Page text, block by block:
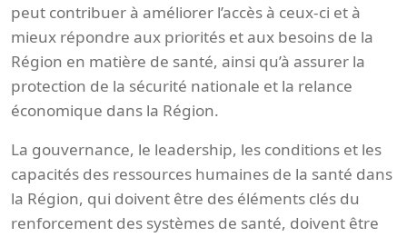
peut contribuer à améliorer l’accès à ceux-ci et à
mieux répondre aux priorités et aux besoins de la
Région en matière de santé, ainsi qu’à assurer la
protection de la sécurité nationale et la relance
économique dans la Région.
La gouvernance, le leadership, les conditions et les
capacités des ressources humaines de la santé dans
la Région, qui doivent être des éléments clés du
renforcement des systèmes de santé, doivent être